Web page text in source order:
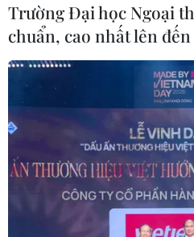
động thích ứng với biến đổi
Quảng Trị quyết tâm bàn
mặt bằng Dự án Nhà máy
LIG-Hướng Hóa 1
08/08/2026 02:33
Trường Đại học Ngoại
chuẩn, cao nhất lên đến